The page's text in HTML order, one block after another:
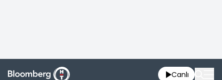
Canlı